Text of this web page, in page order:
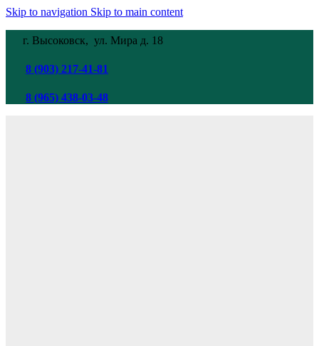
Skip to navigation Skip to main content
г. Высоковск, ул. Мира д. 18
8 (903) 217-41-81
8 (965) 438-03-48